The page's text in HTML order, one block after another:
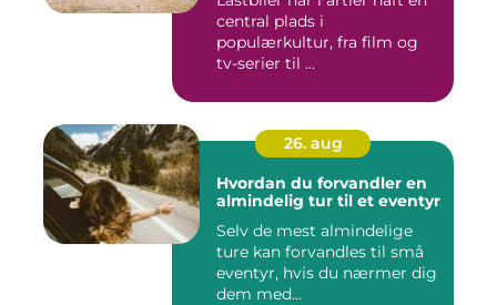
central plads i
populærkultur, fra film og
tv-serier til ...
26. aug
Hvordan du forvandler en
almindelig tur til et eventyr
Selv de mest almindelige
ture kan forvandles til små
eventyr, hvis du nærmer dig
dem med...